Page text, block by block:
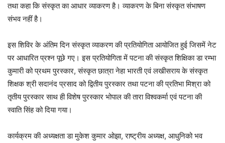
तथा कहा कि संस्कृत का आधार व्याकरण है। व्याकरण के बिना संस्कृत संभाषण
संभव नहीं है।
इस शिविर के अंतिम दिन संस्कृत व्याकरण की प्रतियोगिता आयोजित हुई जिसमें नेट
पर आधारित प्रश्न पूछे गए। इस प्रतियोगिता में पटना की संस्कृत शिक्षिका डा रम्भा
कुमारी को प्रथम पुरस्कार, संस्कृत छात्रा नेहा भारती एवं लखीसराय के संस्कृत
शिक्षक श्री सदानंद प्रसाद को द्वितीय पुरस्कार तथा पटना की प्रतिभा मिश्रा को
तृतीय पुरस्कार साथ ही विशेष पुरस्कार भोपाल की तारा विश्वकर्मा एवं पटना की
स्वाति सिंह को दिया गया।
कार्यक्रम की अध्यक्षता डा मुकेश कुमार ओझा, राष्ट्रीय अध्यक्ष, आधुनिको भव